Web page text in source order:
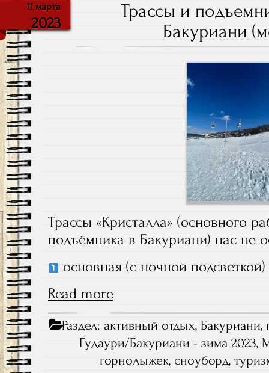
11 марта
2023
Трассы и
Бакуриани
Трассы «Кристалла» (основного
подъёмника в Бакуриани) нас не
основная (с ночной
Read more
Раздел:активный отдых, Бакуриани,
Гудаури/Бакуриани - зима 2023,
горнолыжек,сноуборд,